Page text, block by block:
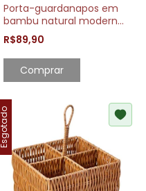
Porta-guardanapos em
bambu natural moderno
e funcional
R$89,90
Comprar
Esgotado